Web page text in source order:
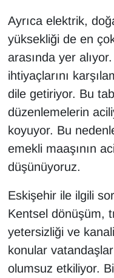
Ayrıca elektrik,
yüksekliği de en
arasında yer
ihtiyaçlarını
dile getiriyor. Bu
düzenlemelerin
koyuyor. Bu
emekli maaşının
düşünüyoruz.
Eskişehir ile ilgili
Kentsel dönüşüm,
yetersizliği ve
konular
olumsuz etkiliyor.